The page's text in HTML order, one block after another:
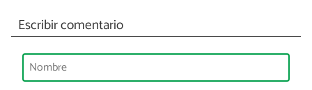
Escribir comentario